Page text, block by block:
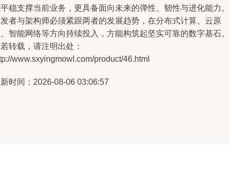
稳支撑当前业务，更具备面向未来的弹性、韧性与进化能力。
者与架构师必须紧跟两者的发展趋势，在分布式计算、云原
智能网络等方向持续投入，方能构筑起坚实可靠的数字基石。
转载，请注明出处：
www.sxyingmowl.com/product/46.html
时间：2026-08-06 03:06:57